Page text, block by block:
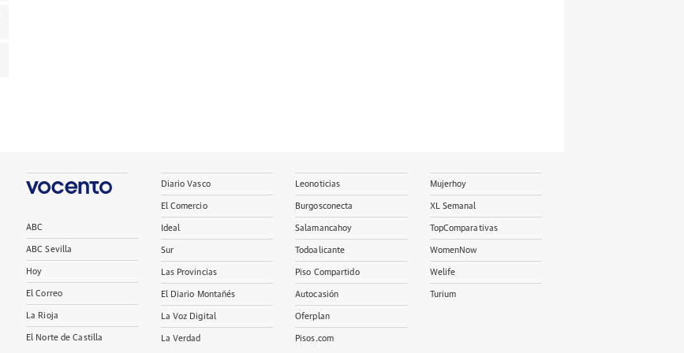
ABC
ABC Sevilla
Hoy
El Correo
La Rioja
El Norte de Castilla
Diario Vasco
El Comercio
Ideal
Sur
Las Provincias
El Diario Montañés
La Voz Digital
La Verdad
Leonoticias
Burgosconecta
Salamancahoy
Todoalicante
Piso Compartido
Autocasión
Oferplan
Pisos.com
Mujerhoy
XL Semanal
TopComparativas
WomenNow
Welife
Turium